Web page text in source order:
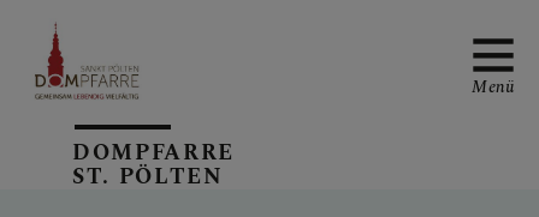
DOMPFARRE
ST. PÖLTEN
Menü